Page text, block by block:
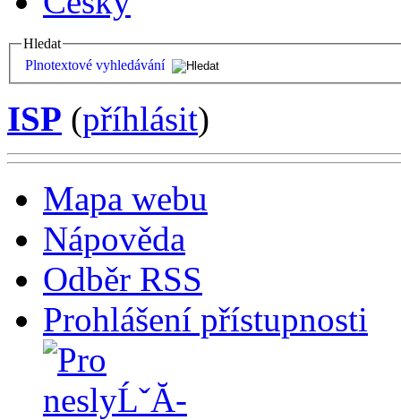
Hledat
Plnotextové vyhledávání
ISP (příhlásit)
Mapa webu
Nápověda
Odběr RSS
Prohlášení přístupnosti